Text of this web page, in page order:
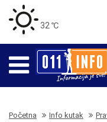
32 ℃
Početna Info kutak